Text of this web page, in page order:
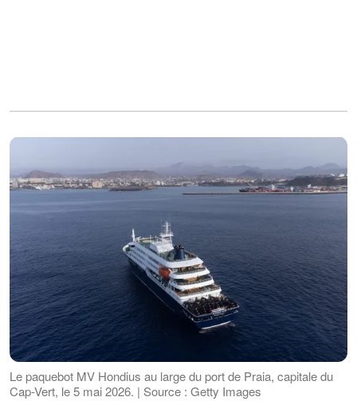
Le paquebot MV Hondius au large du port de Praia, capitale du
Cap-Vert, le 5 mai 2026. | Source : Getty Images